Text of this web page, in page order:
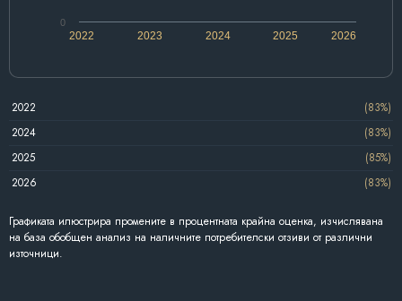
2022 2024 2026
2023 2025
0
2022
(83%)
2024
(83%)
2025
(85%)
2026
(83%)
Графиката илюстрира промените в процентната крайна оценка, изчислявана
на база обобщен анализ на наличните потребителски отзиви от различни
източници.